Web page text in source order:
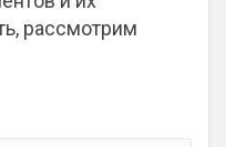
рассмотрим